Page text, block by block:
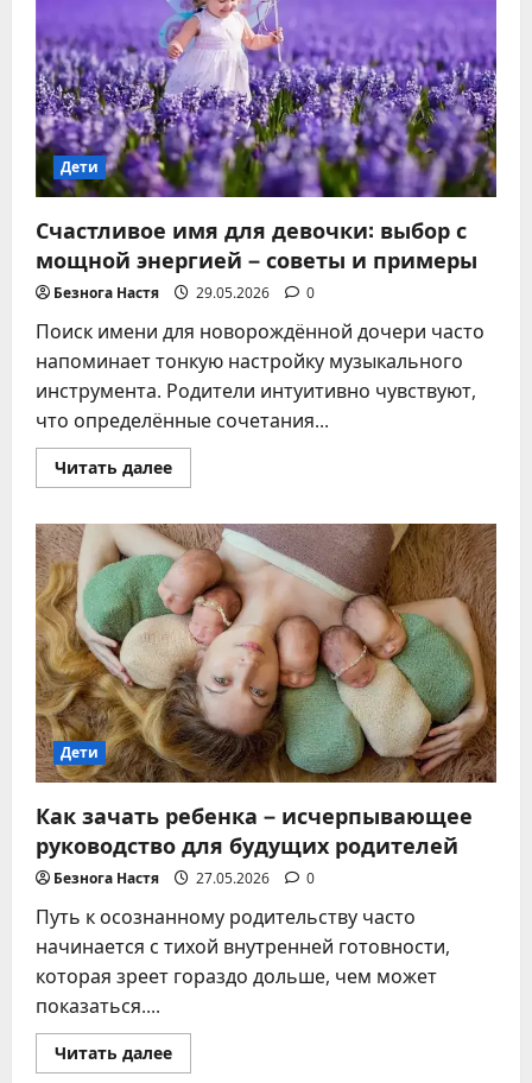
Дети
Счастливое имя для девочки: выбор с
мощной энергией – советы и примеры
Безнога Настя 29.05.2026 0
Поиск имени для новорождённой дочери часто
напоминает тонкую настройку музыкального
инструмента. Родители интуитивно чувствуют,
что определённые сочетания...
Читать далееПрочитать
больше
имя
для
девочки:
выбор
с
мощной
энергией
–
советы
и
примеры
Дети
Как зачать ребенка – исчерпывающее
руководство для будущих родителей
Безнога Настя 27.05.2026 0
Путь к осознанному родительству часто
начинается с тихой внутренней готовности,
которая зреет гораздо дольше, чем может
показаться....
Читать далееПрочитать
больше